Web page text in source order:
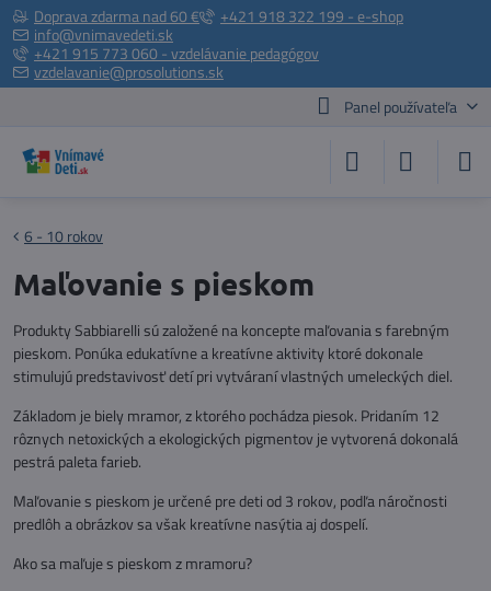
Doprava zdarma nad 60 €
+421 918 322 199 - e-shop
info@vnimavedeti.sk
+421 915 773 060 - vzdelávanie pedagógov
vzdelavanie@prosolutions.sk
Panel používateľa
6 - 10 rokov
Maľovanie s pieskom
Produkty Sabbiarelli sú založené na koncepte maľovania s farebným
pieskom. Ponúka edukatívne a kreatívne aktivity ktoré dokonale
stimulujú predstavivosť detí pri vytváraní vlastných umeleckých diel.
Základom je biely mramor, z ktorého pochádza piesok. Pridaním 12
rôznych netoxických a ekologických pigmentov je vytvorená dokonalá
pestrá paleta farieb.
Maľovanie s pieskom je určené pre deti od 3 rokov, podľa náročnosti
predlôh a obrázkov sa však kreatívne nasýtia aj dospelí.
Ako sa maľuje s pieskom z mramoru?